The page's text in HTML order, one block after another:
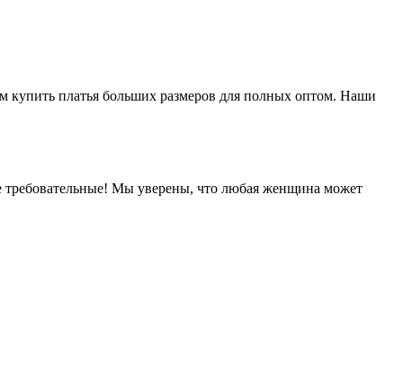
купить платья больших размеров для полных оптом. Наши
Мы уверены, что любая женщина может